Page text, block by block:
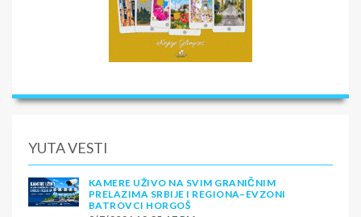
YUTA VESTI
KAMERE UŽIVO NA SVIM GRANIČNIM
PRELAZIMA SRBIJE I REGIONA–EVZONI
BATROVCI HORGOŠ